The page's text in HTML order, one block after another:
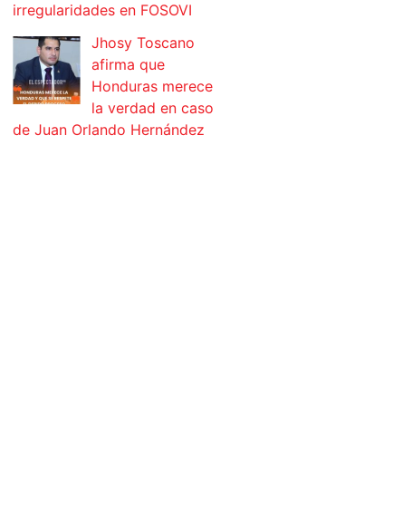
irregularidades en FOSOVI
Jhosy Toscano
afirma que
Honduras merece
la verdad en caso
de Juan Orlando Hernández